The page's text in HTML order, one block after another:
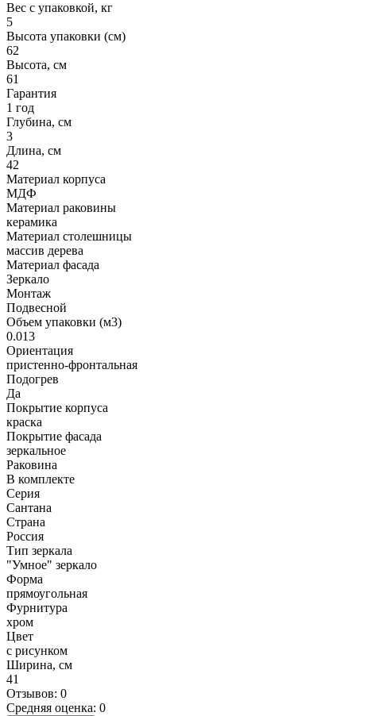
Вес с упаковкой, кг
5
Высота упаковки (см)
62
Высота, см
61
Гарантия
1 год
Глубина, см
3
Длина, см
42
Материал корпуса
МДФ
Материал раковины
керамика
Материал столешницы
массив дерева
Материал фасада
Зеркало
Монтаж
Подвесной
Объем упаковки (м3)
0.013
Ориентация
пристенно-фронтальная
Подогрев
Да
Покрытие корпуса
краска
Покрытие фасада
зеркальное
Раковина
В комплекте
Серия
Сантана
Страна
Россия
Тип зеркала
"Умное" зеркало
Форма
прямоугольная
Фурнитура
хром
Цвет
с рисунком
Ширина, см
41
Отзывов: 0
Средняя оценка: 0